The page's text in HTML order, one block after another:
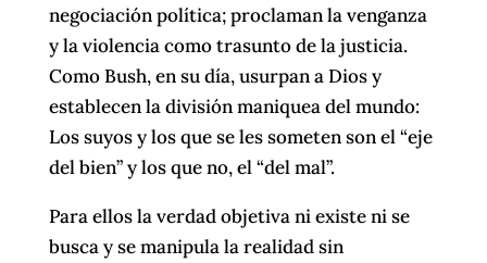
negociación política; proclaman la venganza
y la violencia como trasunto de la justicia.
Como Bush, en su día, usurpan a Dios y
establecen la división maniquea del mundo:
Los suyos y los que se les someten son el “eje
del bien” y los que no, el “del mal”.
Para ellos la verdad objetiva ni existe ni se
busca y se manipula la realidad sin